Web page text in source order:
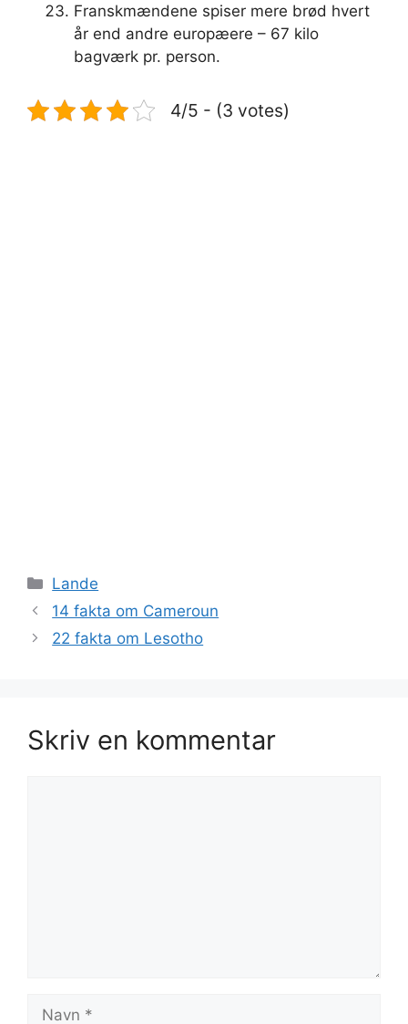
Franskmændene spiser mere brød hvert
år end andre europæere – 67 kilo
bagværk pr. person.
4/5 - (3 votes)
Kategorier
Lande
14 fakta om Cameroun
22 fakta om Lesotho
Skriv en kommentar